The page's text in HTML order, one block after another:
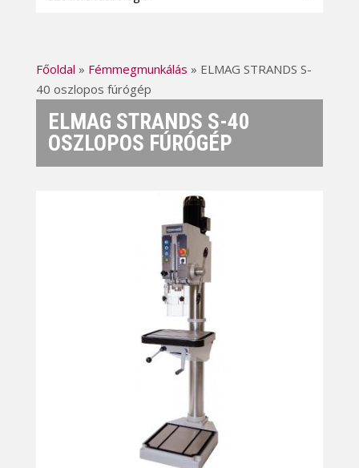
Főoldal » Fémmegmunkálás » ELMAG STRANDS S-
40 oszlopos fúrógép
ELMAG STRANDS S-40
OSZLOPOS FÚRÓGÉP